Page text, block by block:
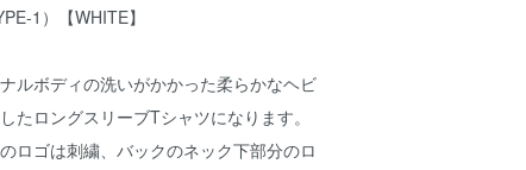
1）【WHITE】
ルボディの洗いがかかった柔らかなヘビ
たロングスリーブTシャツになります。
ロゴは刺繍、バックのネック下部分のロ